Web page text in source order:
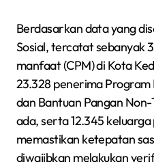
Berdasarkan data yang
Sosial, tercatat sebanyak
manfaat (CPM) di Kota
23.328 penerima Program
dan Bantuan Pangan Non-
ada, serta 12.345
memastikan ketepatan
diwajibkan melakukan